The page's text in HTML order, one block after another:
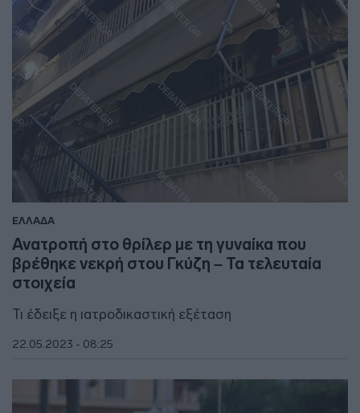
ΕΛΛΑΔΑ
Ανατροπή στο θρίλερ με τη γυναίκα που
βρέθηκε νεκρή στου Γκύζη – Τα τελευταία
στοιχεία
Τι έδειξε η ιατροδικαστική εξέταση
22.05.2023 - 08:25